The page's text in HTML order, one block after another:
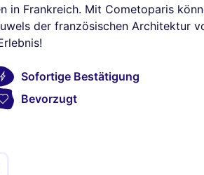
in Frankreich. Mit Cometoparis
der französischen Architektur
Sofortige Bestätigung
Bevorzugt